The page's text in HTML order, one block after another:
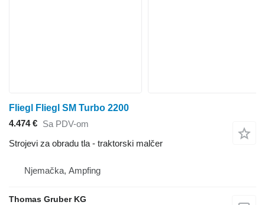
Fliegl Fliegl SM Turbo 2200
4.474 € Sa PDV-om
Strojevi za obradu tla - traktorski malčer
Njemačka, Ampfing
Thomas Gruber KG